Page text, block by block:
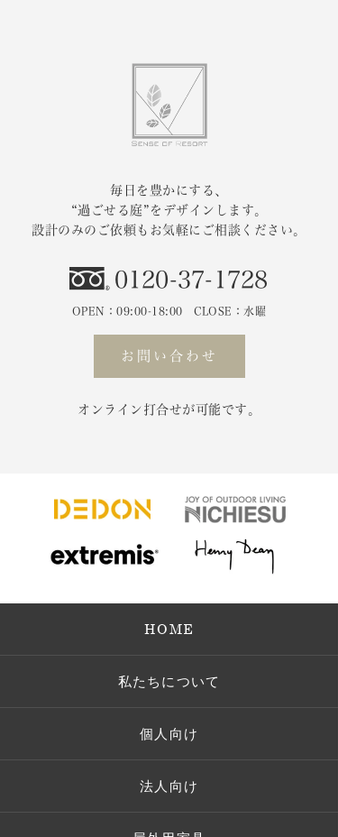
毎日を豊かにする、
“過ごせる庭”をデザインします。
設計のみのご依頼もお気軽にご相談ください。
0120-37-1728
OPEN：09:00-18:00 CLOSE：水曜
お問い合わせ
オンライン打合せが可能です。
HOME
私たちについて
個人向け
法人向け